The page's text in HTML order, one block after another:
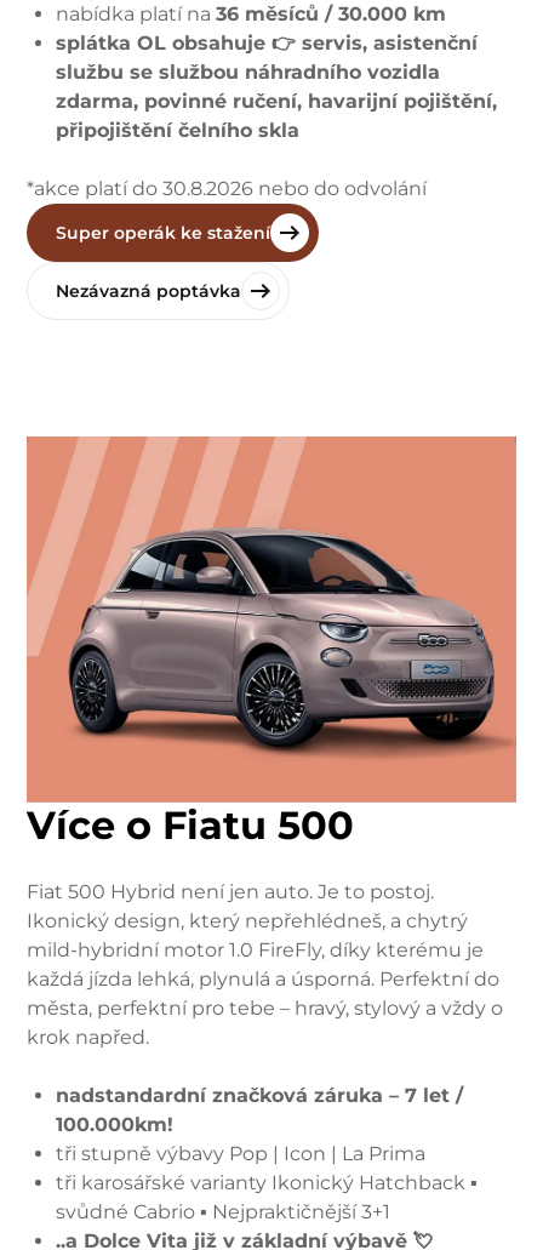
nabídka platí na36 měsíců / 30.000 km
splátka OL obsahuje 👉 servis, asistenční
službu se službou náhradního vozidla
zdarma, povinné ručení, havarijní pojištění,
připojištění čelního skla
*akce platí do 30.8.2026 nebo do odvolání
Super operák ke stažení
Nezávazná poptávka
Více o Fiatu 500
Fiat 500 Hybrid není jen auto. Je to postoj.
Ikonický design, který nepřehlédneš, a chytrý
mild-hybridní motor 1.0 FireFly, díky kterému je
každá jízda lehká, plynulá a úsporná. Perfektní do
města, perfektní pro tebe – hravý, stylový a vždy o
krok napřed.
nadstandardní značková záruka – 7 let /
100.000km!
tři stupně výbavy Pop | Icon | La Prima
tři karosářské varianty Ikonický Hatchback ▪
svůdné Cabrio ▪ Nejpraktičnější 3+1
..a Dolce Vita již v základní výbavě 💘